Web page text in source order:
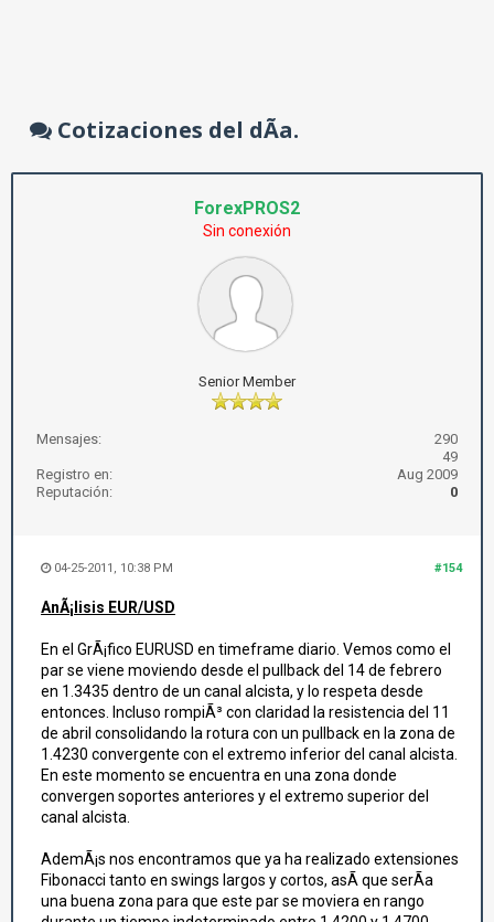
Cotizaciones del dÃ­a.
ForexPROS2
Sin conexión
Senior Member
Mensajes:
290
49
Registro en:
Aug 2009
Reputación:
0
#154
04-25-2011, 10:38 PM
AnÃ¡lisis EUR/USD
En el GrÃ¡fico EURUSD en timeframe diario. Vemos como el
par se viene moviendo desde el pullback del 14 de febrero
en 1.3435 dentro de un canal alcista, y lo respeta desde
entonces. Incluso rompiÃ³ con claridad la resistencia del 11
de abril consolidando la rotura con un pullback en la zona de
1.4230 convergente con el extremo inferior del canal alcista.
En este momento se encuentra en una zona donde
convergen soportes anteriores y el extremo superior del
canal alcista.
AdemÃ¡s nos encontramos que ya ha realizado extensiones
Fibonacci tanto en swings largos y cortos, asÃ­ que serÃ­a
una buena zona para que este par se moviera en rango